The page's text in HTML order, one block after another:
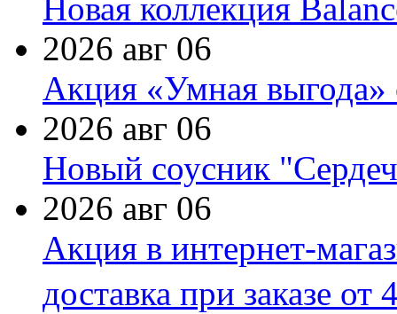
Новая коллекция
2026 авг 06
Акция «Умная выгода»
2026 авг 06
Новый соусник
2026 авг 06
Акция в интернет-
доставка при заказе от